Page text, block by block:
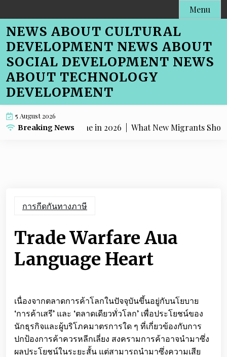
to
content
Menu
NEWS ABOUT CULTURAL
DEVELOPMENT NEWS ABOUT
SOCIAL DEVELOPMENT NEWS
ABOUT TECHNOLOGY
DEVELOPMENT
5 August 2026
Breaking News
Shaping Melbourne in 2026 |What New Migrants Should
การกีดกันทางภาษี
Trade Warfare Aua
Language Heart
เนื่องจากตลาดการค้าโลกในปัจจุบันขึ้นอยู่กับนโยบาย
‘การค้าเสรี’ และ ‘ตลาดเดียวทั่วโลก’ เพื่อประโยชน์ของ
นักธุรกิจและผู้บริโภคมาตรการใด ๆ ที่เกี่ยวข้องกับการ
ปกป้องการค้าควรหลีกเลี่ยง สงครามการค้าอาจนำมาซึ่ง
ผลประโยชน์ในระยะสั้น แต่สามารถนำมาซึ่งความเสีย